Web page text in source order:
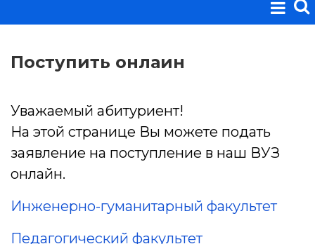
Поступить онлаин
Уважаемый абитуриент!
На этой странице Вы можете подать
заявление на поступление в наш ВУЗ
онлайн.
Инженерно-гуманитарный факультет
Педагогический факультет